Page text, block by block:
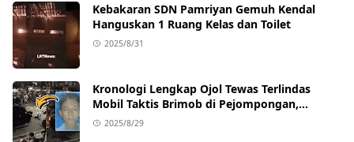
Kebakaran SDN Pamriyan Gemuh Kendal
Hanguskan 1 Ruang Kelas dan Toilet
2025/8/31
Kronologi Lengkap Ojol Tewas Terlindas
Mobil Taktis Brimob di Pejompongan,
Ternyata Sedang Antar Orderan
2025/8/29